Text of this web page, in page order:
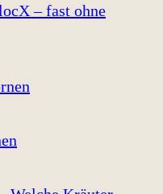
– fast ohne